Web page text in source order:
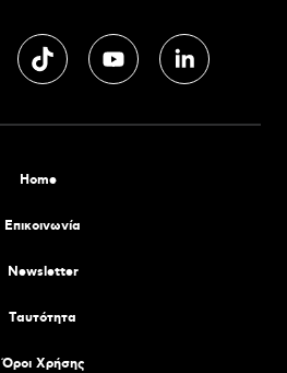
Home
Επικοινωνία
Newsletter
Tαυτότητα
Όροι Χρήσης